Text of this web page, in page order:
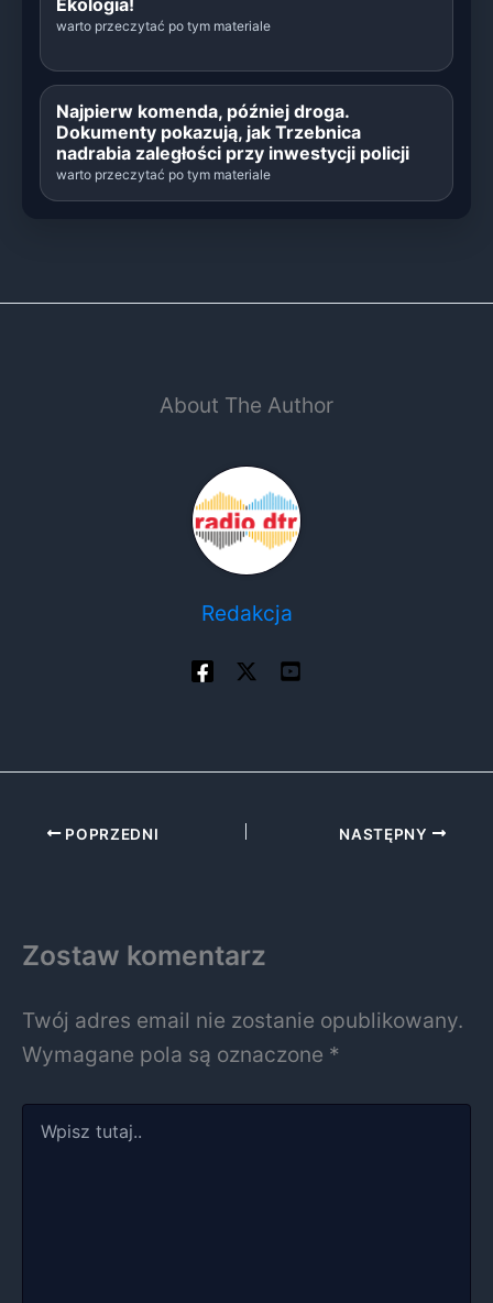
warto przeczytać po tym materiale
Najpierw komenda, później droga.
Dokumenty pokazują, jak Trzebnica
nadrabia zaległości przy inwestycji policji
warto przeczytać po tym materiale
About The Author
Redakcja
POPRZEDNI NASTĘPNY
Zostaw komentarz
Twój adres email nie zostanie opublikowany.
Wymagane pola są oznaczone *
tutaj..